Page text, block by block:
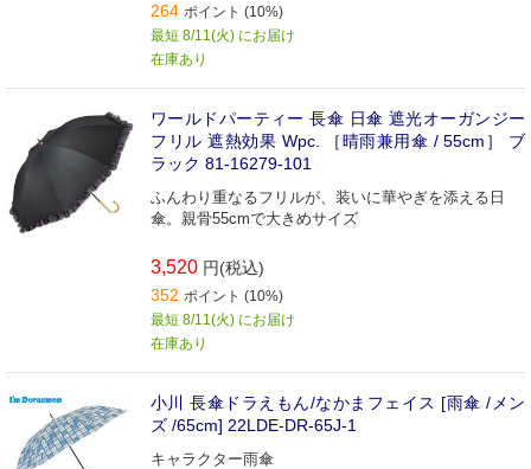
264 ポイント (10%)
最短 8/11(火) にお届け
在庫あり
ワールドパーティー 長傘 日傘 遮光オーガンジー
フリル 遮熱効果 Wpc. ［晴雨兼用傘 / 55cm］ ブ
ラック 81-16279-101
ふんわり重なるフリルが、装いに華やぎを添える日
傘。親骨55cmで大きめサイズ
3,520 円(税込)
352 ポイント (10%)
最短 8/11(火) にお届け
在庫あり
小川 長傘ドラえもん/なかまフェイス [雨傘 /メン
ズ /65cm] 22LDE-DR-65J-1
キャラクター雨傘